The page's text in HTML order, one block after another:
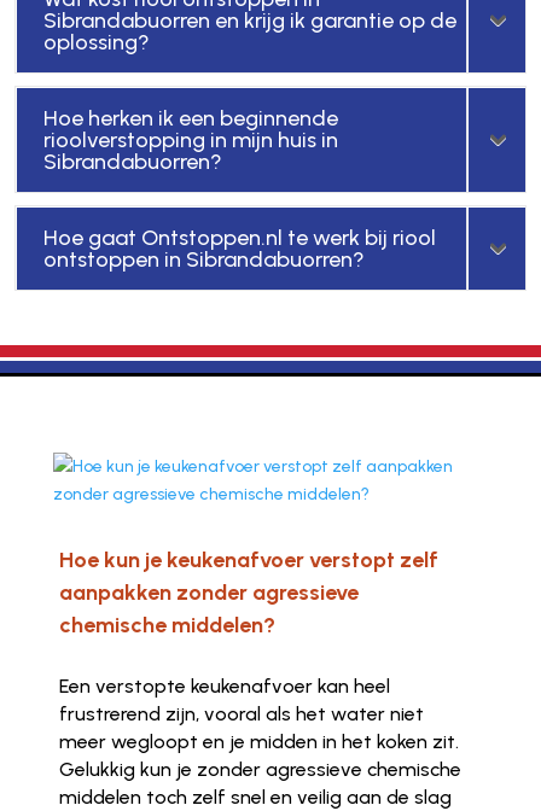
Sibrandabuorren en krijg ik garantie op de
oplossing?
Hoe herken ik een beginnende
rioolverstopping in mijn huis in
Sibrandabuorren?
Hoe gaat Ontstoppen.nl te werk bij riool
ontstoppen in Sibrandabuorren?
Hoe kun je keukenafvoer verstopt zelf
aanpakken zonder agressieve
chemische middelen?
Een verstopte keukenafvoer kan heel
frustrerend zijn, vooral als het water niet
meer wegloopt en je midden in het koken zit.
Gelukkig kun je zonder agressieve chemische
middelen toch zelf snel en veilig aan de slag